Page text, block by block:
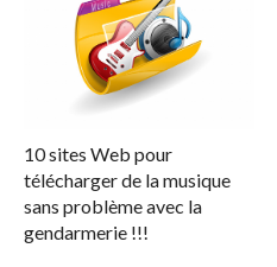
10 sites Web pour
télécharger de la musique
sans problème avec la
gendarmerie !!!